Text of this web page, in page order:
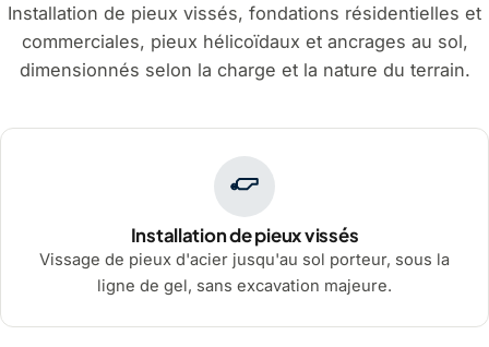
Installation de pieux vissés, fondations résidentielles et
commerciales, pieux hélicoïdaux et ancrages au sol,
dimensionnés selon la charge et la nature du terrain.
Installation de pieux vissés
Vissage de pieux d'acier jusqu'au sol porteur, sous la
ligne de gel, sans excavation majeure.